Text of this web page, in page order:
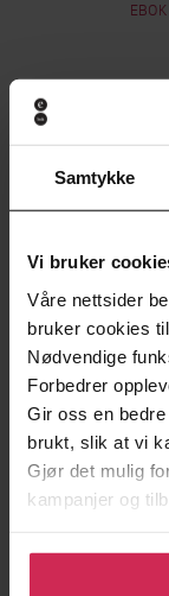
Samtykke
Vi bruker
Våre nettsider
bruker cookies
Nødvendige
Forbedrer
Gir oss en
brukt, slik at vi
Gjør det mulig
kampanjer og
Klikk på «Godta
bruke cookies
EBOK
Andre har